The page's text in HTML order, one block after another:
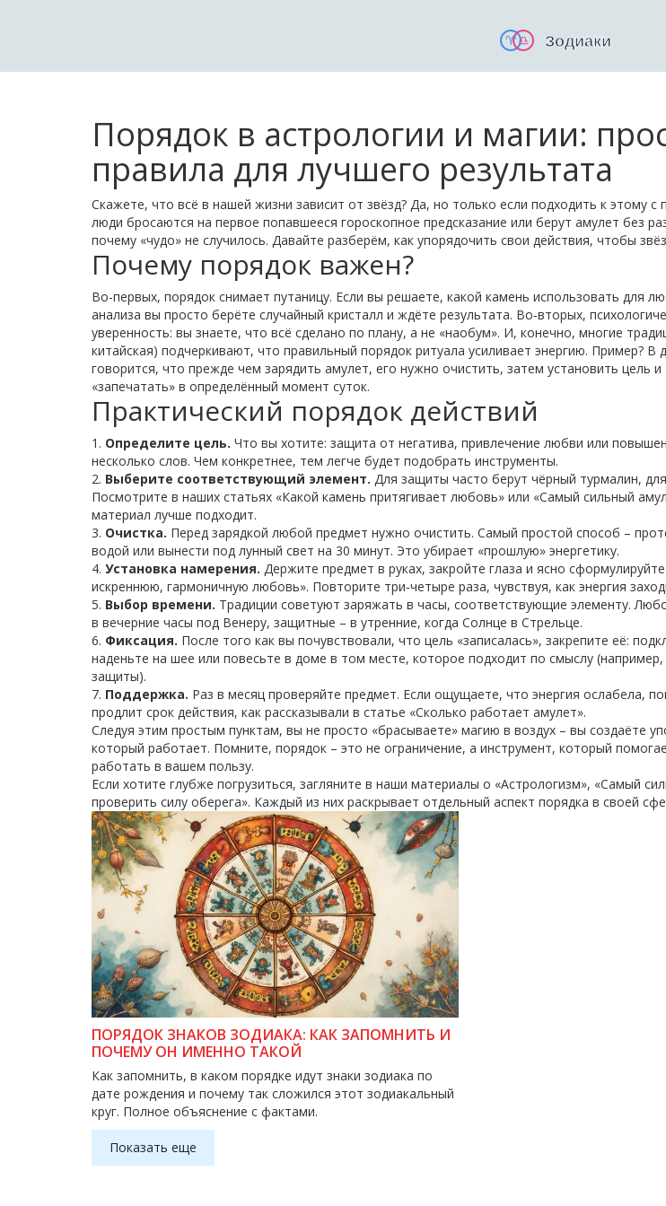
Порядок в астрологии и магии:
правила для лучшего результата
Скажете, что всё в нашей жизни зависит от звёзд? Да, но только если подходить к этому
люди бросаются на первое попавшееся гороскопное предсказание или берут амулет без
почему «чудо» не случилось. Давайте разберём, как упорядочить свои действия, чтобы
Почему порядок важен?
Во-первых, порядок снимает путаницу. Если вы решаете, какой камень использовать для
анализа вы просто берёте случайный кристалл и ждёте результата. Во‑вторых,
уверенность: вы знаете, что всё сделано по плану, а не «наобум». И, конечно, многие
китайская) подчеркивают, что правильный порядок ритуала усиливает энергию. Пример? В
говорится, что прежде чем зарядить амулет, его нужно очистить, затем установить цель и
«запечатать» в определённый момент суток.
Практический порядок действий
1. Определите цель. Что вы хотите: защита от негатива, привлечение любви или
несколько слов. Чем конкретнее, тем легче будет подобрать инструменты.
2. Выберите соответствующий элемент. Для защиты часто берут чёрный турмалин,
Посмотрите в наших статьях «Какой камень притягивает любовь» или «Самый сильный
материал лучше подходит.
3. Очистка. Перед зарядкой любой предмет нужно очистить. Самый простой способ –
водой или вынести под лунный свет на 30 минут. Это убирает «прошлую» энергетику.
4. Установка намерения. Держите предмет в руках, закройте глаза и ясно
искреннюю, гармоничную любовь». Повторите три‑четыре раза, чувствуя, как энергия
5. Выбор времени. Традиции советуют заряжать в часы, соответствующие элементу.
в вечерние часы под Венеру, защитные – в утренние, когда Солнце в Стрельце.
6. Фиксация. После того как вы почувствовали, что цель «записалась», закрепите её:
наденьте на шее или повесьте в доме в том месте, которое подходит по смыслу
защиты).
7. Поддержка. Раз в месяц проверяйте предмет. Если ощущаете, что энергия ослабела,
продлит срок действия, как рассказывали в статье «Сколько работает амулет».
Следуя этим простым пунктам, вы не просто «брасываете» магию в воздух – вы создаёте
который работает. Помните, порядок – это не ограничение, а инструмент, который
работать в вашем пользу.
Если хотите глубже погрузиться, загляните в наши материалы о «Астрологизм», «Самый
проверить силу оберега». Каждый из них раскрывает отдельный аспект порядка в своей
ПОРЯДОК ЗНАКОВ ЗОДИАКА: КАК ЗАПОМНИТЬ И
ПОЧЕМУ ОН ИМЕННО ТАКОЙ
Как запомнить, в каком порядке идут знаки зодиака по
дате рождения и почему так сложился этот зодиакальный
круг. Полное объяснение с фактами.
Показать еще